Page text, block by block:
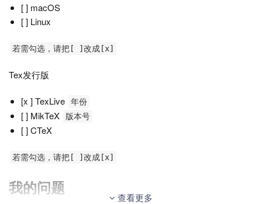
[ ] macOS
[ ] Linux
若需勾选，请把[ ]改成[x]
Tex发行版
[x ] TexLive 年份
[ ] MikTeX 版本号
[ ] CTeX
若需勾选，请把[ ]改成[x]
我的问题
查看更多